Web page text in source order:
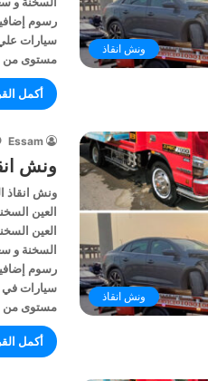
ونش انقاذ
سيارات
مستوى من
أكمل
ونش انقاذ
Essam
ونش
ونش
العين
السخنة و
سيارات في
مستوى من
أكمل